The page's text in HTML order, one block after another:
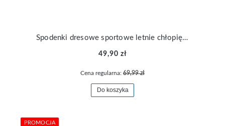
Spodenki dresowe sportowe letnie chłopięce 4F TSHOM600-34S
49,90 zł
Cena regularna: 69,99 zł
Do koszyka
PROMOCJA